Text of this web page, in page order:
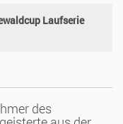
Laufserie
des